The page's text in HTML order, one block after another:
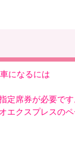
定席券が必要です
エクスプレスのペ